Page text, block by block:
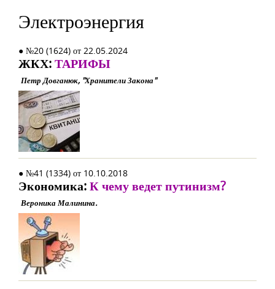
Электроэнергия
● №20 (1624) от 22.05.2024
ЖКХ:ТАРИФЫ
Петр Довганюк, "Хранители Закона"
● №41 (1334) от 10.10.2018
Экономика:К чему ведет путинизм?
Вероника Малинина.